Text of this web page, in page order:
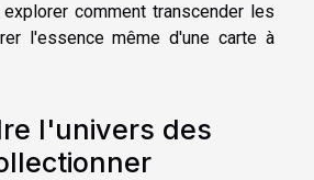
comment transcender les
l'essence même d'une carte à
l'univers des